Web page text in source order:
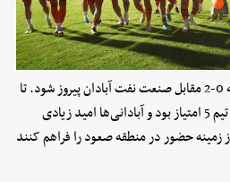
حضور هوادارانش توانست با نتیجه 0-2 مقابل صنعت نفت آبادان پیروز شود. تا
پیش از این بازی اختلاف امتیاز دو تیم 5 امتیاز بود و آبادانی‌ها امید زیادی
زمینه حضور در منطقه صعود را فراهم کنند